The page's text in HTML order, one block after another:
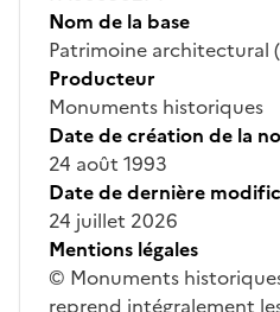
Nom de la base
Patrimoine architectural
Producteur
Monuments historiques
Date de création de la
24 août 1993
Date de dernière
24 juillet 2026
Mentions légales
© Monuments
reprend intégralement